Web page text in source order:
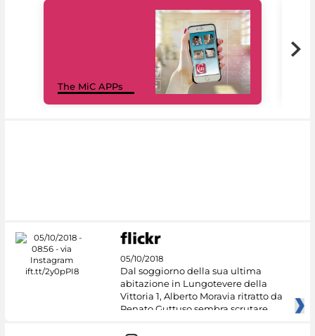
The MiC APPs
05/10/2018
Dal soggiorno della sua ultima
abitazione in Lungotevere della
Vittoria 1, Alberto Moravia ritratto da
Renato Guttuso sembra scrutare